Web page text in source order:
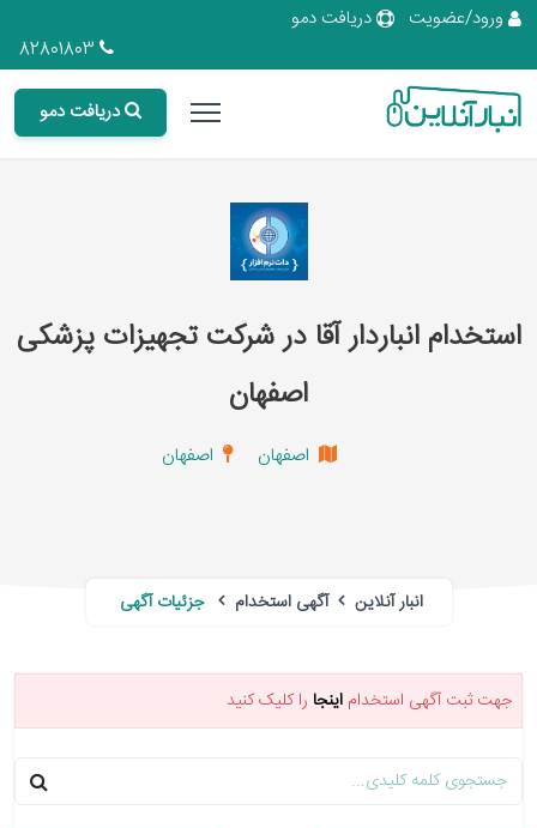
ورود/عضویت
دریافت دمو
دریافت دمو
استخدام انباردار آقا در شرکت تجهیزات پزشکی
اصفهان
اصفهان اصفهان
انبار آنلاین آگهی استخدام جزئیات آگهی
جهت ثبت آگهی استخدام اینجا را کلیک کنید